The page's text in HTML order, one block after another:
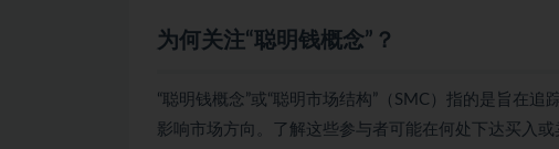
为何关注“聪明钱概念”？
“聪明钱概念”或“聪明市场结构”（SMC）指的是旨在
影响市场方向。了解这些参与者可能在何处下达买入